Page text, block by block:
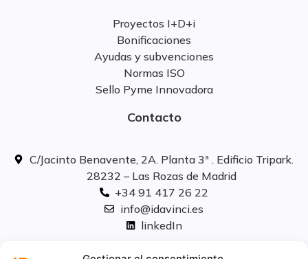
Proyectos I+D+i
Bonificaciones
Ayudas y subvenciones
Normas ISO
Sello Pyme Innovadora
Contacto
C/Jacinto Benavente, 2A. Planta 3ª . Edificio Tripark.
28232 – Las Rozas de Madrid
+34 91 417 26 22
info@idavinci.es
linkedIn
Políticas legales